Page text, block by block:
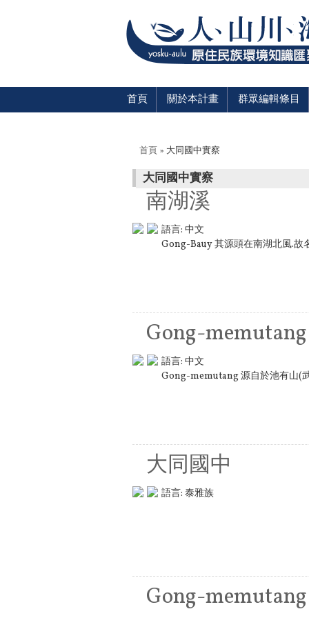
首頁 關於本計畫 群眾編輯條目
您在這裡
首頁 » 大同國中實察
大同國中實察
南湖溪
語言: 中文
Gong-Bauy 其源頭在南湖北風.
Gong-memutang
語言: 中文
Gong-memutang 源自於池有山(
大同國中
語言: 泰雅族
Gong-memutang